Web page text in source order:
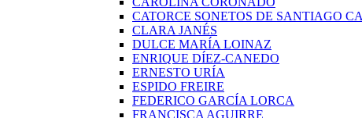
CATORCE SONETOS DE SANTIAGO
CLARA JANÉS
DULCE MARÍA LOINAZ
ENRIQUE DÍEZ-CANEDO
ERNESTO URÍA
ESPIDO FREIRE
FEDERICO GARCÍA LORCA
FRANCISCA AGUIRRE